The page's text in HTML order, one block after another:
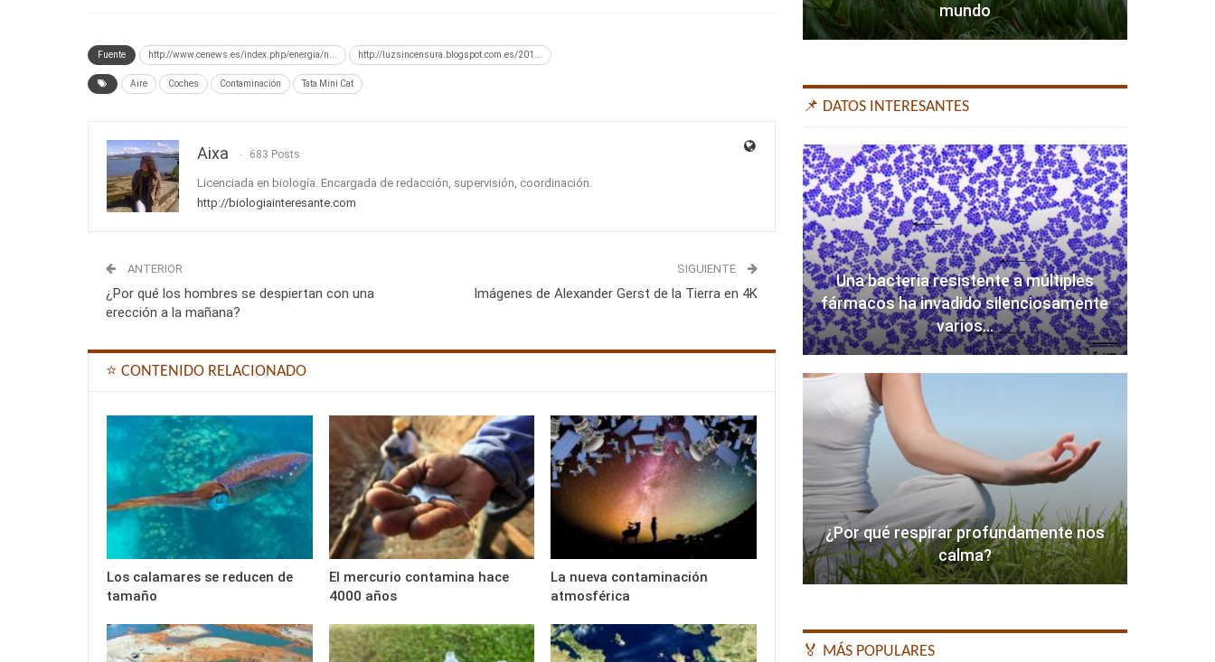
Fuente http://www.cenews.es/index.php/energia/n... http://luzsincensura.blogspot.com.es/201...
Aire Coches Contaminación Tata Mini Cat
Aixa 683 Posts
Licenciada en biología. Encargada de redacción, supervisión, coordinación.
http://biologiainteresante.com
ANTERIOR
¿Por qué los hombres se despiertan con una
erección a la mañana?
SIGUIENTE
Imágenes de Alexander Gerst de la Tierra en 4K
⭐ CONTENIDO RELACIONADO
Los calamares se reducen de
tamaño
El mercurio contamina hace
4000 años
La nueva contaminación
atmosférica
mundo
📌 DATOS INTERESANTES
Una bacteria resistente a múltiples
fármacos ha invadido silenciosamente
varios…
¿Por qué respirar profundamente nos
calma?
🏅 MÁS POPULARES